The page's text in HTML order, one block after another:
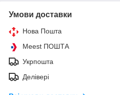
Умови доставки
Нова Пошта
Meest ПОШТА
Укрпошта
Делівері